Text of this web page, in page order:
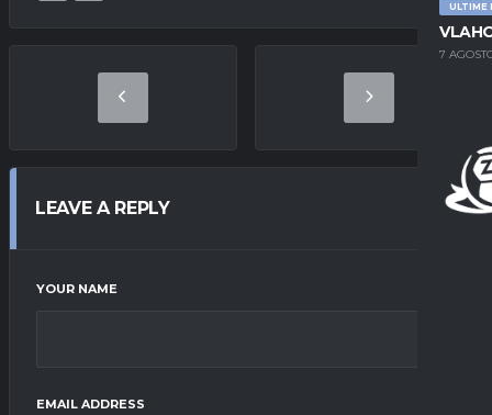
ULTIME
7
LEAVE A REPLY
YOUR NAME
EMAIL ADDRESS